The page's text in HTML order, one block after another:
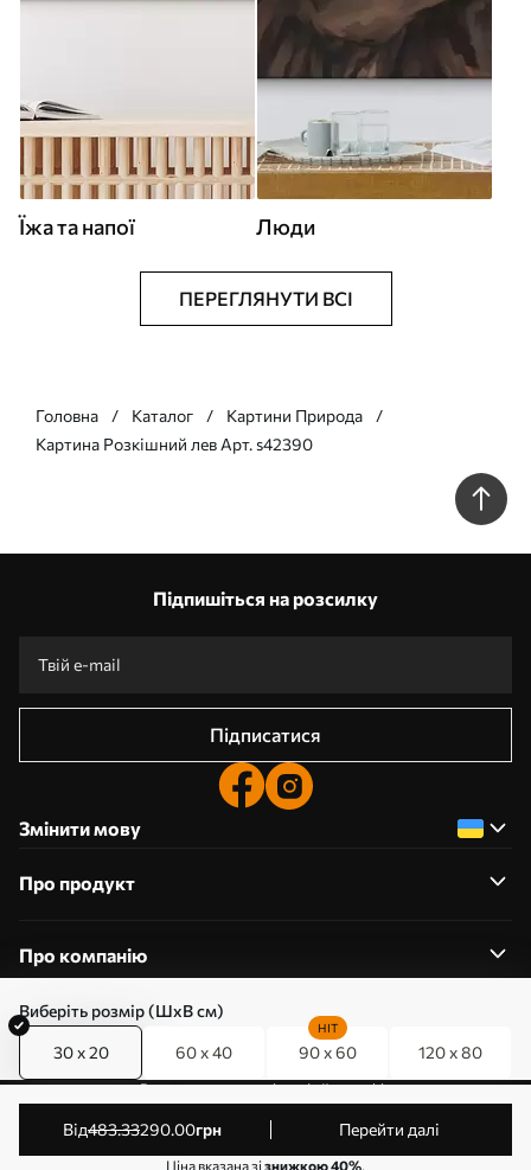
Виберіть розмір (ШхВ см)
30 x 20 60 x 40 90 x 60
HIT
120 x 80
від483.33290.00грн Перейти далі
Ціна вказана зізнижкою 40%.
Їжа та напої Люди
ПЕРЕГЛЯНУТИ ВСІ
Головна Каталог
Картини Природа
Картина Розкішний лев Арт. s42390
Підпишіться на розсилку
Підписатися
Змінити мову
Про продукт
Про компанію
0800357223
Редагування дозволів на файли cookie
© 2011-2026 Art-holst. Усі права захищені. Власник:
ТОВ “КЛЄВЄР”. Код ЄДРПОУ: 31780602.